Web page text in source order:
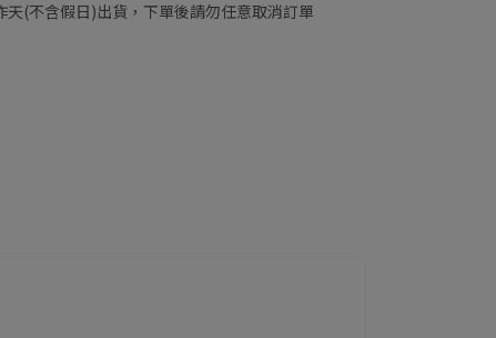
(不含假日)出貨，下單後請勿任意取消訂單